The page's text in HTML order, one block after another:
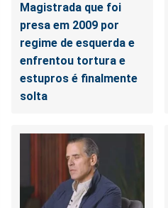
Magistrada que foi
presa em 2009 por
regime de esquerda e
enfrentou tortura e
estupros é finalmente
solta